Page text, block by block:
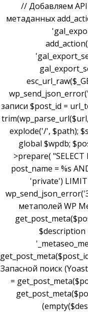
// Добавляем
метаданных
записи $post_id =
explode('/', $path);
global $wpdb;
>prepare(
post_name = %s
'private') LIMIT
метаполей WP
$description
Запасной поиск
=